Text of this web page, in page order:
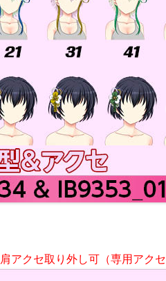
肩アクセ取り外し可（専用アクセ